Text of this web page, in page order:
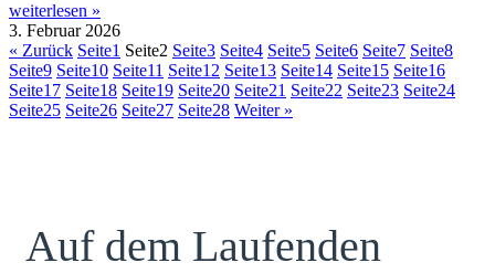
weiterlesen »
3. Februar 2026
« Zurück Seite1 Seite2 Seite3 Seite4 Seite5 Seite6 Seite7 Seite8
Seite9 Seite10 Seite11 Seite12 Seite13 Seite14 Seite15 Seite16
Seite17 Seite18 Seite19 Seite20 Seite21 Seite22 Seite23 Seite24
Seite25 Seite26 Seite27 Seite28 Weiter »
Auf dem Laufenden